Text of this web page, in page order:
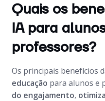
Quais os
IA para
professores?
Os principais benefícios
educação para alunos e
do engajamento,